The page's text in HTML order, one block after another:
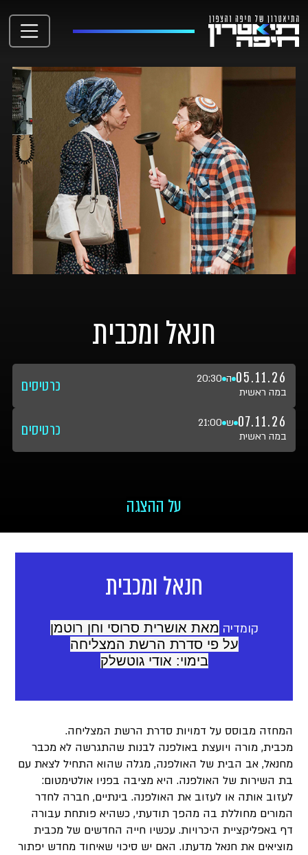
חנאל ומכבית
05.11.26 ה 20:30
במה ראשית
כרטיסים
07.11.26 ש 21:00
במה ראשית
כרטיסים
על ההצגה
חנאל ומכבית
קומדיה מאת אושרית סרוסי וחן רוטמן
על פי סדרת הרשת המצליחה
בימוי: אודי גוטשלק
המחזה מבוסס על דמויות סדרת הרשת המצליחה.
מכבית, מורה ויועצת באולפנה לבנות שהתגרשה לא מכבר
מחנאל, אב הבית של האולפנה, מגלה שהוא התחיל לצאת עם
בת השירות של האולפנה. היא מציבה בפניו אולטימטום:
לעזוב אותה או לעזוב את האולפנה. בינתיים, חברה לחדר
המורים מחוללת בה מהפך תודעתי, כשהיא פותחת עבורה
דף באפליקציית היכרויות. עכשיו חייה החדשים של מכבית
מוציאים את חנאל מדעתו. האם יש סיכוי שאיחוד מחדש יפתור